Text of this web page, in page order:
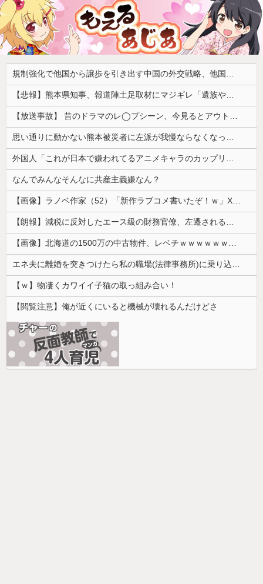
規制強化で他国から譲歩を引き出す中国の外交戦略、他国がサプライチェーン変更で対抗した結果……
【悲報】熊本県知事、報道陣土足取材にマジギレ「遺族や被災者から強い不満でてる！」 → 記者「例えば？」 → 知事、怒り通り越して呆れてしまう ………
【放送事故】 昔のドラマのレ◯プシーン、今見るとアウトすぎる・・・
思い通りに動かない熊本被災者に左派が我慢ならなくなった模様、避難所で苦しむ被災者に対して……
外国人「これが日本で嫌われてるアニメキャラのカップリングらしい…」
なんでみんなそんなに共産主義嫌なん？
【画像】ラノベ作家（52）「新作ラブコメ書いたぞ！ｗ」X民「いい歳こいてラブコメ（笑）恥ずかしくないの？」←やめたれｗと話題に
【朗報】減税に反対したエース級の財務官僚、左遷されるｗｗｗｗｗｗ
【画像】北海道の1500万の中古物件、レベチｗｗｗｗｗｗｗｗｗｗｗｗｗｗｗｗｗｗｗｗ
エネ夫に離婚を突きつけたら私の職場(法律事務所)に乗り込んできた 堂々と「離婚の法律相談です。母の薦めでこちらに参りました」と言っているが、...
【ｗ】物凄くカワイイ子猫の取っ組み合い！
【閲覧注意】俺が近くにいると機械が壊れるんだけどさ